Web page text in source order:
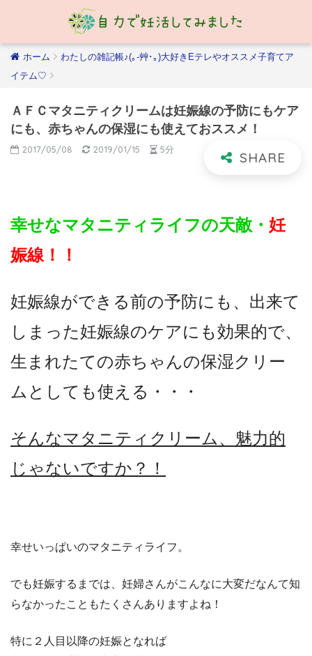
ホーム
わたしの雑記帳♪(｡-艸･｡)大好きEテレやオススメ子育てア
イテム♡
ＡＦＣマタニティクリームは妊娠線の予防にもケア
にも、赤ちゃんの保湿にも使えておススメ！
2017/05/08 2019/01/15 5分
幸せなマタニティライフの天敵・ 妊
娠線！！
妊娠線ができる前の予防にも、出来て
しまった妊娠線のケアにも効果的で、
生まれたての赤ちゃんの保湿クリー
ムとしても使える・・・
そんなマタニティクリーム、魅力的
じゃないですか？！
幸せいっぱいのマタニティライフ。
でも妊娠するまでは、妊婦さんがこんなに大変だなんて知
らなかったこともたくさんありますよね！
特に２人目以降の妊娠となれば